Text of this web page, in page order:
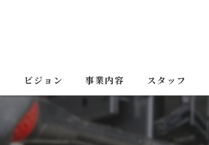
ビジョン 事業内容 スタッフ